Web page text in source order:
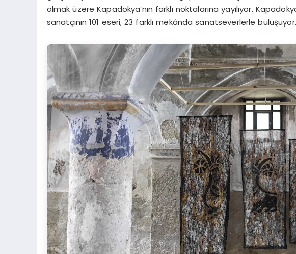
olmak üzere Kapadokya’nın farklı noktalarına yayılıyor.
sanatçının 101 eseri, 23 farklı mekânda sanatseverlerle buluşuyor.